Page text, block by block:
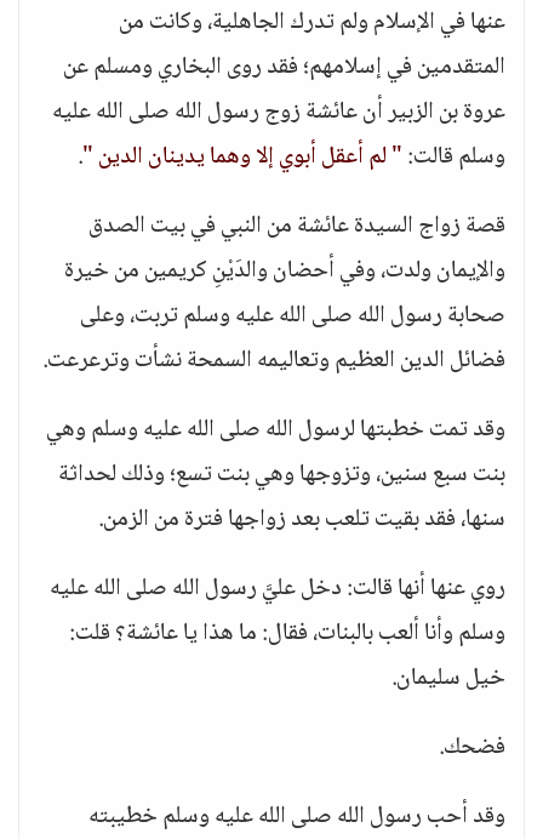
عنها في الإسلام ولم تدرك الجاهلية، وكانت من
المتقدمين في إسلامهم؛ فقد روى البخاري ومسلم عن
عروة بن الزبير أن عائشة زوج رسول الله صلى الله عليه
وسلم قالت:" لم أعقل أبوي إلا وهما يدينان الدين ".
قصة زواج السيدة عائشة من النبي في بيت الصدق
والإيمان ولدت، وفي أحضان والدَيْنِ كريمين من خيرة
صحابة رسول الله صلى الله عليه وسلم تربت، وعلى
فضائل الدين العظيم وتعاليمه السمحة نشأت وترعرعت.
وقد تمت خطبتها لرسول الله صلى الله عليه وسلم وهي
بنت سبع سنين، وتزوجها وهي بنت تسع؛ وذلك لحداثة
سنها، فقد بقيت تلعب بعد زواجها فترة من الزمن.
روي عنها أنها قالت: دخل عليَّ رسول الله صلى الله عليه
وسلم وأنا ألعب بالبنات، فقال: ما هذا يا عائشة؟ قلت:
خيل سليمان.
فضحك.
وقد أحب رسول الله صلى الله عليه وسلم خطيبته